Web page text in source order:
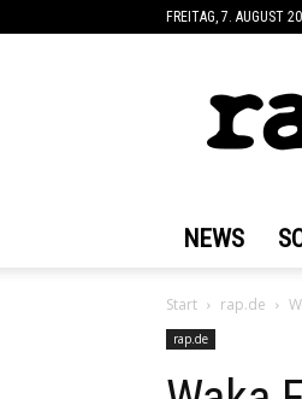
FREITAG, 7. AUGUST
NEWS
Start rap.de
rap.de